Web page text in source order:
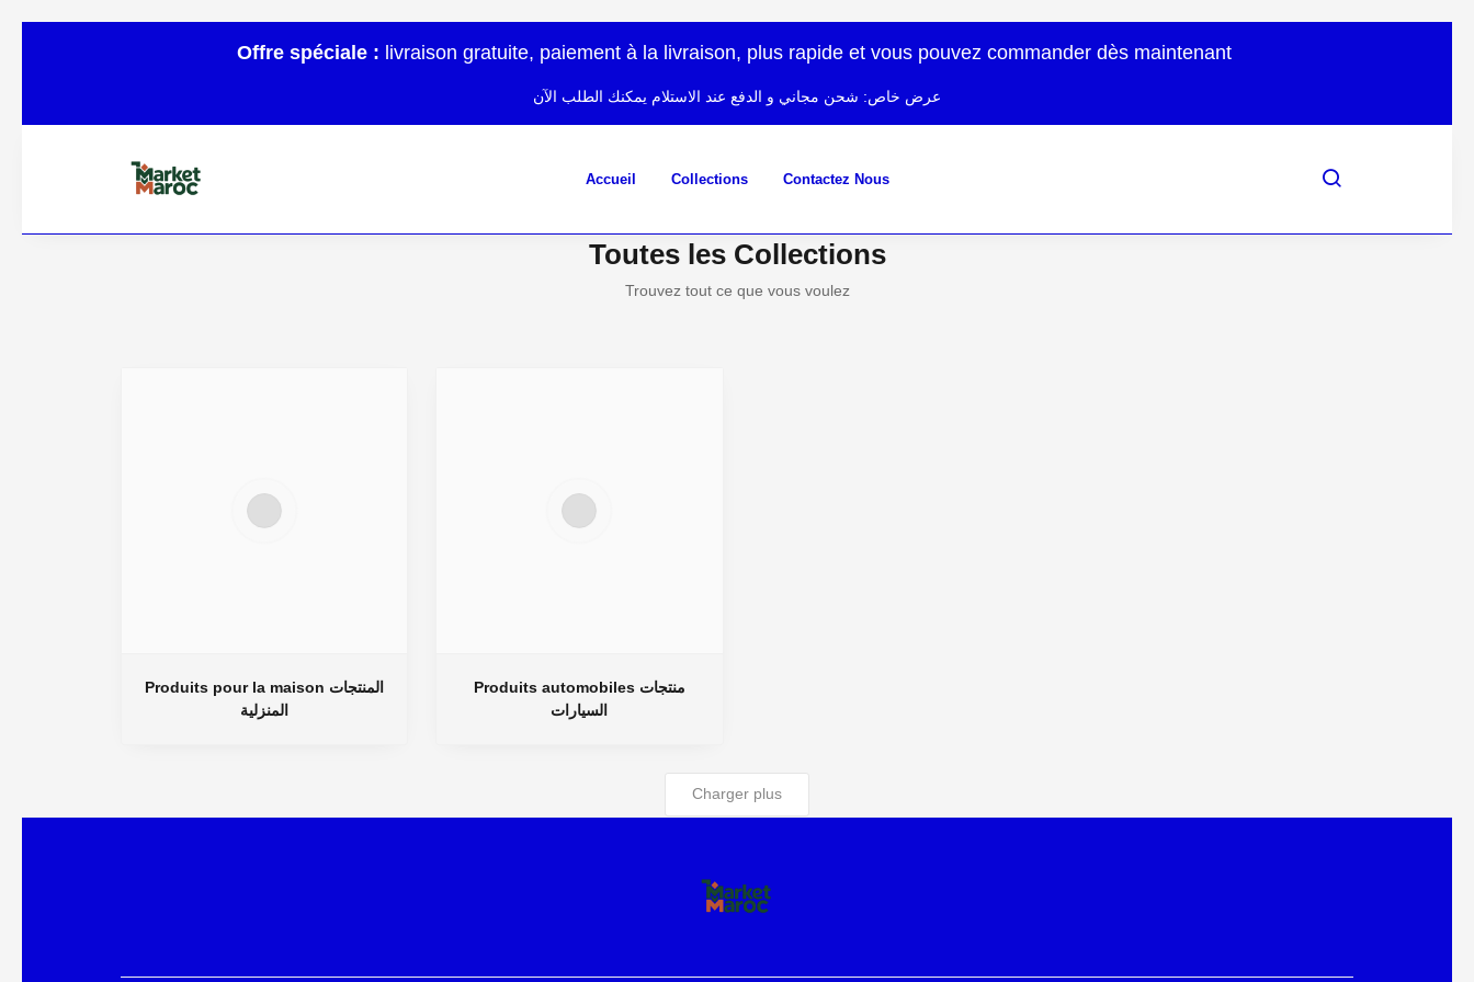
Offre spéciale : livraison gratuite, paiement à la livraison, plus rapide et vous pouvez commander dès maintenant
عرض خاص: شحن مجاني و الدفع عند الاستلام يمكنك الطلب الآن
Accueil Collections Contactez Nous
Toutes les Collections
Trouvez tout ce que vous voulez
Produits pour la maison المنتجات
المنزلية
Produits automobiles منتجات
السيارات
Charger plus